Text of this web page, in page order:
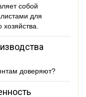
собой
для
доверяют?